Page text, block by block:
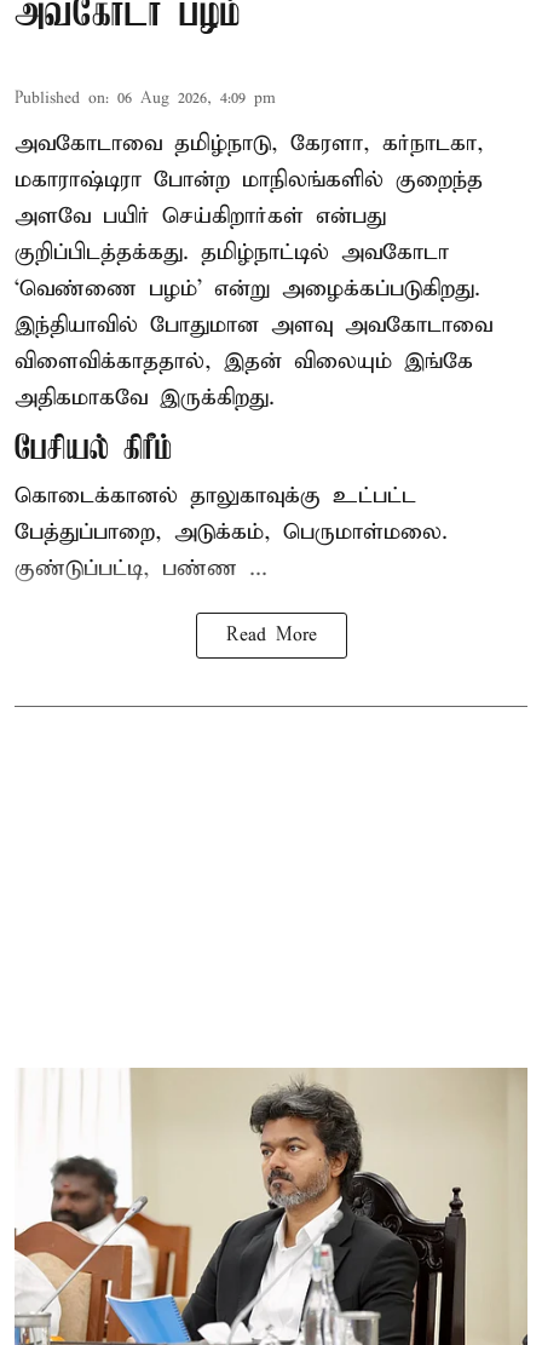
அவகோடா பழம்
Published on: 06 Aug 2026, 4:09 pm
அவகோடாவை தமிழ்நாடு, கேரளா, கர்நாடகா,
மகாராஷ்டிரா போன்ற மாநிலங்களில் குறைந்த
அளவே பயிர் செய்கிறார்கள் என்பது
குறிப்பிடத்தக்கது. தமிழ்நாட்டில் அவகோடா
‘வெண்ணை பழம்’ என்று அழைக்கப்படுகிறது.
இந்தியாவில் போதுமான அளவு அவகோடாவை
விளைவிக்காததால், இதன் விலையும் இங்கே
அதிகமாகவே இருக்கிறது.
பேசியல் கிரீம்
கொடைக்கானல் தாலுகாவுக்கு உட்பட்ட
பேத்துப்பாறை, அடுக்கம், பெருமாள்மலை.
குண்டுப்பட்டி, பண்ண ...
Read More